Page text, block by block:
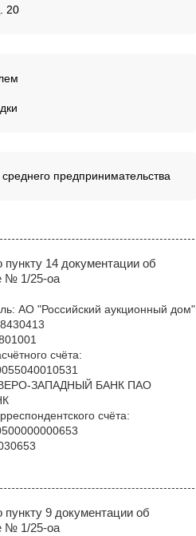
20
предпринимательства
пункту 14 документации об
№ 1/25-оа
АО "Российский аукционный дом"
счёта:
ЗАПАДНЫЙ БАНК ПАО
счёта:
пункту 9 документации об
№ 1/25-оа